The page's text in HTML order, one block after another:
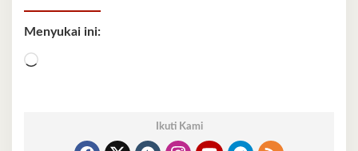
Menyukai ini:
Memuat...
Ikuti Kami